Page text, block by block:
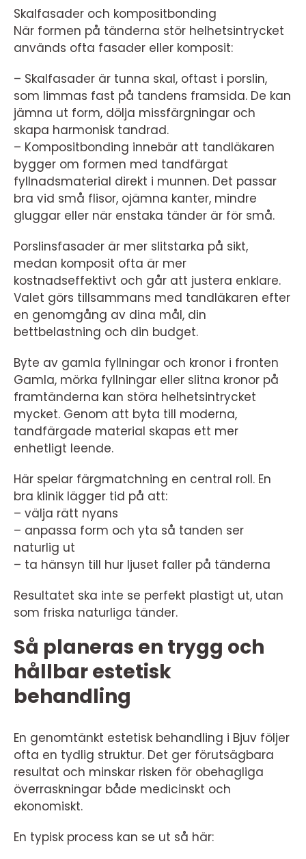
Skalfasader och kompositbonding
När formen på tänderna stör helhetsintrycket
används ofta fasader eller komposit:
– Skalfasader är tunna skal, oftast i porslin,
som limmas fast på tandens framsida. De kan
jämna ut form, dölja missfärgningar och
skapa harmonisk tandrad.
– Kompositbonding innebär att tandläkaren
bygger om formen med tandfärgat
fyllnadsmaterial direkt i munnen. Det passar
bra vid små flisor, ojämna kanter, mindre
gluggar eller när enstaka tänder är för små.
Porslinsfasader är mer slitstarka på sikt,
medan komposit ofta är mer
kostnadseffektivt och går att justera enklare.
Valet görs tillsammans med tandläkaren efter
en genomgång av dina mål, din
bettbelastning och din budget.
Byte av gamla fyllningar och kronor i fronten
Gamla, mörka fyllningar eller slitna kronor på
framtänderna kan störa helhetsintrycket
mycket. Genom att byta till moderna,
tandfärgade material skapas ett mer
enhetligt leende.
Här spelar färgmatchning en central roll. En
bra klinik lägger tid på att:
– välja rätt nyans
– anpassa form och yta så tanden ser
naturlig ut
– ta hänsyn till hur ljuset faller på tänderna
Resultatet ska inte se perfekt plastigt ut, utan
som friska naturliga tänder.
Så planeras en trygg och
hållbar estetisk
behandling
En genomtänkt estetisk behandling i Bjuv följer
ofta en tydlig struktur. Det ger förutsägbara
resultat och minskar risken för obehagliga
överraskningar både medicinskt och
ekonomiskt.
En typisk process kan se ut så här: